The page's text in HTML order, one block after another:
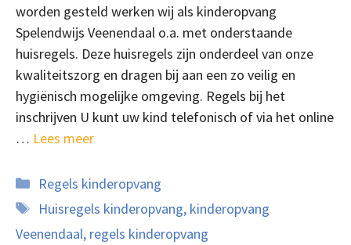
worden gesteld werken wij als kinderopvang
Spelendwijs Veenendaal o.a. met onderstaande
huisregels. Deze huisregels zijn onderdeel van onze
kwaliteitszorg en dragen bij aan een zo veilig en
hygiënisch mogelijke omgeving. Regels bij het
inschrijven U kunt uw kind telefonisch of via het online
… Lees meer
Categorieën
Regels kinderopvang
Tags
Huisregels kinderopvang, kinderopvang
Veenendaal, regels kinderopvang